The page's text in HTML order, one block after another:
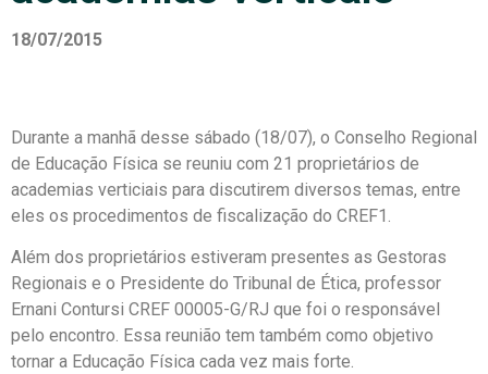
18/07/2015
Durante a manhã desse sábado (18/07), o Conselho Regional
de Educação Física se reuniu com 21 proprietários de
academias verticiais para discutirem diversos temas, entre
eles os procedimentos de fiscalização do CREF1.
Além dos proprietários estiveram presentes as Gestoras
Regionais e o Presidente do Tribunal de Ética, professor
Ernani Contursi CREF 00005-G/RJ que foi o responsável
pelo encontro. Essa reunião tem também como objetivo
tornar a Educação Física cada vez mais forte.